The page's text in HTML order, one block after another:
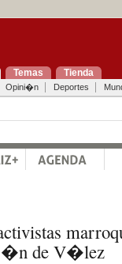
Temas Tienda
Opini�n Deportes
de V�lez